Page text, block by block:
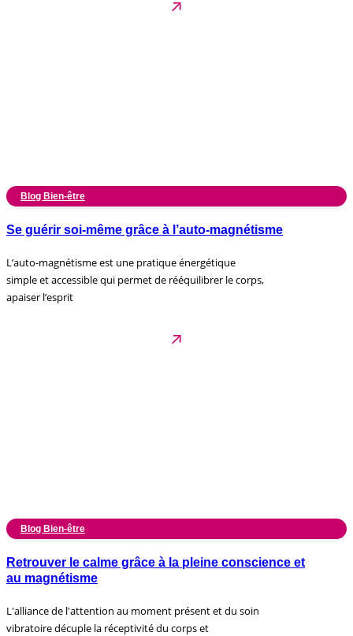
Blog Bien-être
Se guérir soi-même grâce à l’auto-magnétisme
L’auto-magnétisme est une pratique énergétique
simple et accessible qui permet de rééquilibrer le corps,
apaiser l’esprit
Blog Bien-être
Retrouver le calme grâce à la pleine conscience et
au magnétisme
L'alliance de l'attention au moment présent et du soin
vibratoire décuple la réceptivité du corps et